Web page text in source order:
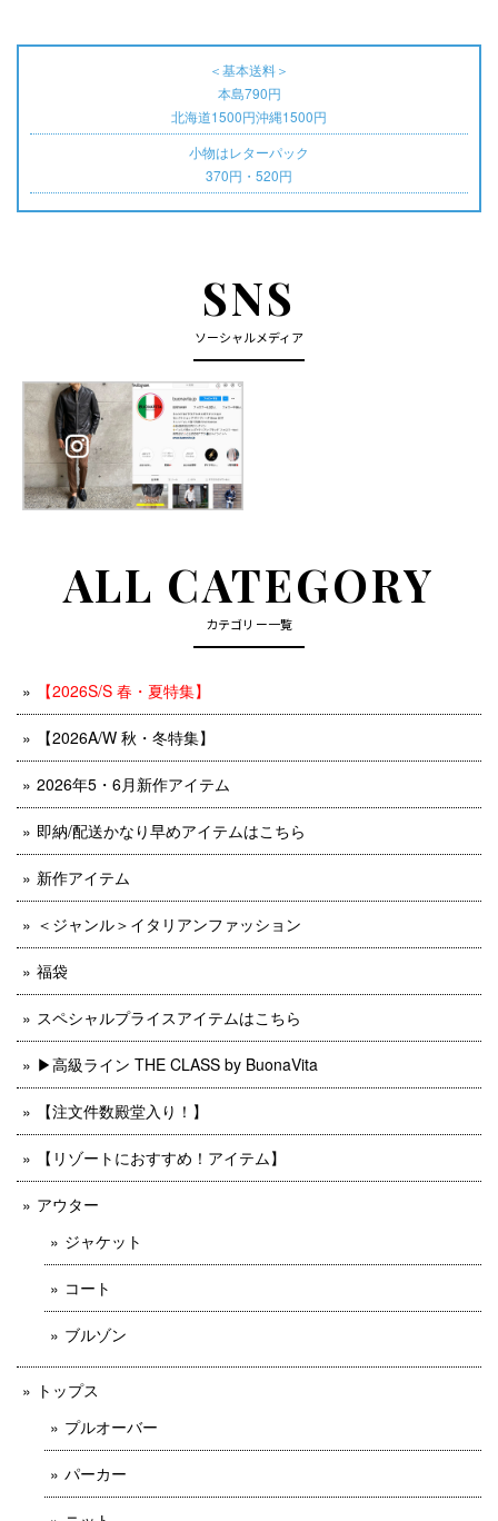
＜基本送料＞
本島790円
北海道1500円沖縄1500円
小物はレターパック
370円・520円
SNS
ソーシャルメディア
ALL CATEGORY
カテゴリー一覧
【2026S/S 春・夏特集】
【2026A/W 秋・冬特集】
2026年5・6月新作アイテム
即納/配送かなり早めアイテムはこちら
新作アイテム
＜ジャンル＞イタリアンファッション
福袋
スペシャルプライスアイテムはこちら
▶︎高級ライン THE CLASS by BuonaVita
【注文件数殿堂入り！】
【リゾートにおすすめ！アイテム】
アウター
ジャケット
コート
ブルゾン
トップス
プルオーバー
パーカー